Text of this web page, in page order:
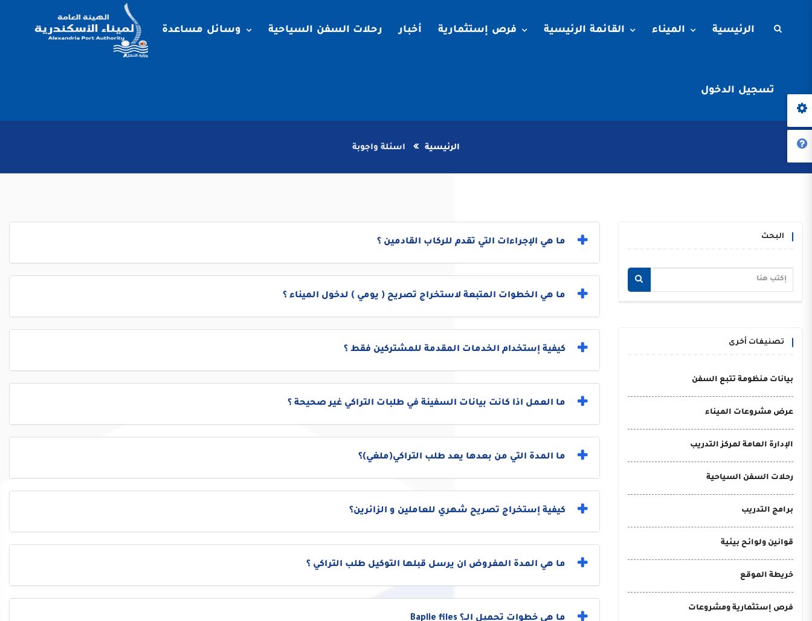
الرئيسية الميناء القائمة الرئيسية فرص إستثمارية أخبار رحلات السفن السياحية وسائل مساعدة
تسجيل الدخول
الرئيسية اسئلة واجوبة
البحث
تصنيفات أخرى
بيانات منظومة تتبع السفن
عرض مشروعات الميناء
الإدارة العامة لمركز التدريب
رحلات السفن السياحية
برامج التدريب
قوانين ولوائح بيئية
خريطة الموقع
فرص إستثمارية ومشروعات
ما هي الإجراءات التي تقدم للركاب القادمين ؟
ما هي الخطوات المتبعة لاستخراج تصريح ( يومي ) لدخول الميناء ؟
كيفية إستخدام الخدمات المقدمة للمشتركين فقط ؟
ما العمل اذا كانت بيانات السفينة في طلبات التراكي غير صحيحة ؟
ما المدة التي من بعدها يعد طلب التراكي(ملغي)؟
كيفية إستخراج تصريح شهري للعاملين و الزائرين؟
ما هي المدة المفروض ان يرسل قبلها التوكيل طلب التراكي ؟
ما هي خطوات تحميل الــ؟ Baplie files